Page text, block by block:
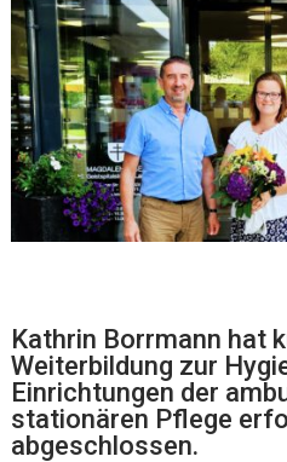
Kathrin Borrmann hat
Weiterbildung zur
Einrichtungen der
stationären Pflege
abgeschlossen.